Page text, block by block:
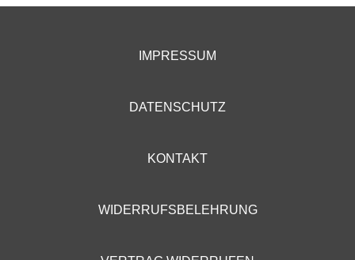
IMPRESSUM
DATENSCHUTZ
KONTAKT
WIDERRUFSBELEHRUNG